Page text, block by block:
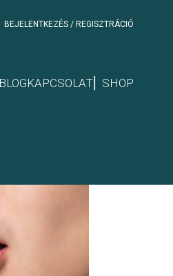
BEJELENTKEZÉS / REGISZTRÁCIÓ
KAPCSOLAT⎢ SHOP